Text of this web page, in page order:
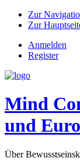
Zur
Zur
Anmelden
Register
Mind
und
Über